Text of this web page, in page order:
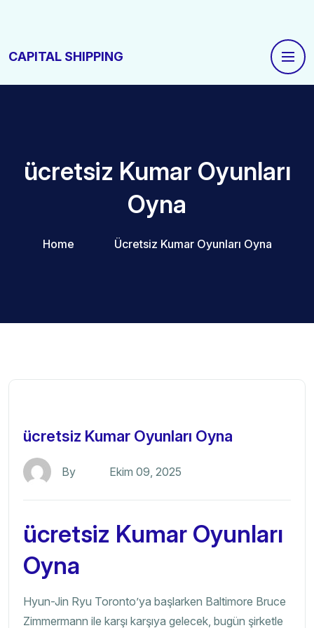
CAPITAL SHIPPING
ücretsiz Kumar Oyunları
Oyna
Home Ücretsiz Kumar Oyunları Oyna
ücretsiz Kumar Oyunları Oyna
By Ekim 09, 2025
ücretsiz Kumar Oyunları
Oyna
Hyun-Jin Ryu Toronto’ya başlarken Baltimore Bruce
Zimmermann ile karşı karşıya gelecek, bugün şirketle